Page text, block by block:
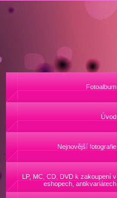
Fotoalbum
Úvod
Nejnovější fotografie
LP, MC, CD, DVD k zakoupení v
eshopech, antikvariátech